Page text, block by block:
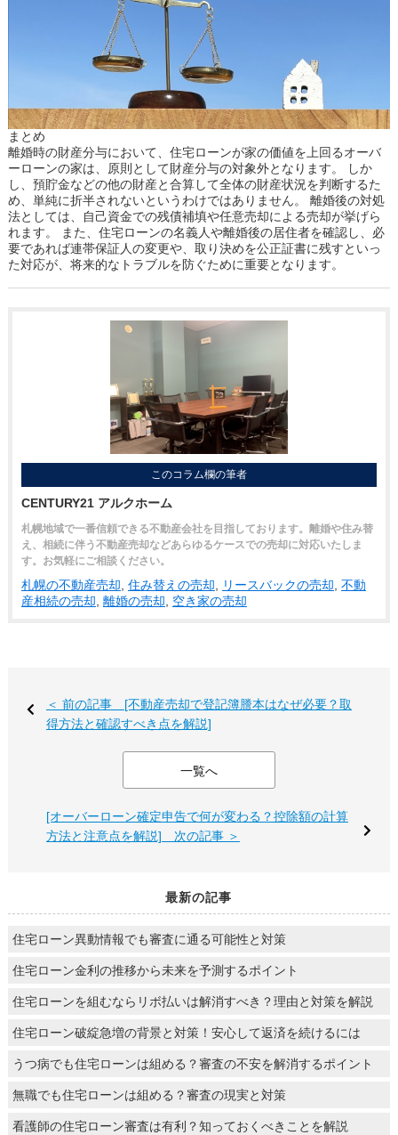
まとめ
離婚時の財産分与において、住宅ローンが家の価値を上回るオーバ
ーローンの家は、原則として財産分与の対象外となります。 しか
し、預貯金などの他の財産と合算して全体の財産状況を判断するた
め、単純に折半されないというわけではありません。 離婚後の対処
法としては、自己資金での残債補填や任意売却による売却が挙げら
れます。 また、住宅ローンの名義人や離婚後の居住者を確認し、必
要であれば連帯保証人の変更や、取り決めを公正証書に残すといっ
た対応が、将来的なトラブルを防ぐために重要となります。
このコラム欄の筆者
CENTURY21 アルクホーム
札幌地域で一番信頼できる不動産会社を目指しております。離婚や住み替
え、相続に伴う不動産売却などあらゆるケースでの売却に対応いたしま
す。お気軽にご相談ください。
札幌の不動産売却, 住み替えの売却, リースバックの売却, 不動
産相続の売却, 離婚の売却, 空き家の売却
＜ 前の記事 [不動産売却で登記簿謄本はなぜ必要？取
得方法と確認すべき点を解説]
一覧へ
[オーバーローン確定申告で何が変わる？控除額の計算
方法と注意点を解説] 次の記事 ＞
最新の記事
住宅ローン異動情報でも審査に通る可能性と対策
住宅ローン金利の推移から未来を予測するポイント
住宅ローンを組むならリボ払いは解消すべき？理由と対策を解説
住宅ローン破綻急増の背景と対策！安心して返済を続けるには
うつ病でも住宅ローンは組める？審査の不安を解消するポイント
無職でも住宅ローンは組める？審査の現実と対策
看護師の住宅ローン審査は有利？知っておくべきことを解説